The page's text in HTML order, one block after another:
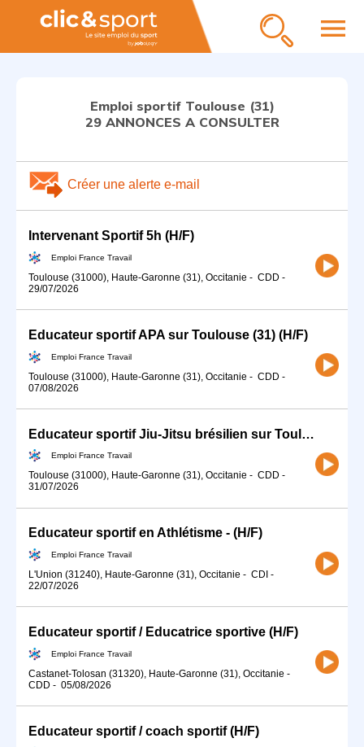
menu
Emploi sportif Toulouse (31)
29 ANNONCES A CONSULTER
Créer une alerte e-mail
Intervenant Sportif 5h (H/F)
Emploi France Travail
Toulouse (31000), Haute-Garonne (31), Occitanie - CDD -
29/07/2026
Educateur sportif APA sur Toulouse (31) (H/F)
Emploi France Travail
Toulouse (31000), Haute-Garonne (31), Occitanie - CDD -
07/08/2026
Educateur sportif Jiu-Jitsu brésilien sur Toulouse (31) (H/F)
Emploi France Travail
Toulouse (31000), Haute-Garonne (31), Occitanie - CDD -
31/07/2026
Educateur sportif en Athlétisme - (H/F)
Emploi France Travail
L'Union (31240), Haute-Garonne (31), Occitanie - CDI -
22/07/2026
Educateur sportif / Educatrice sportive (H/F)
Emploi France Travail
Castanet-Tolosan (31320), Haute-Garonne (31), Occitanie -
CDD - 05/08/2026
Educateur sportif / coach sportif (H/F)